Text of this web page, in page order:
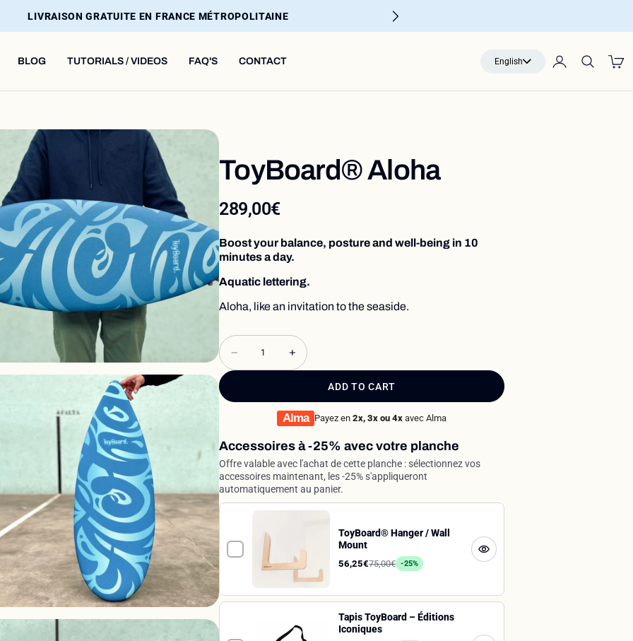
LIVRAISON GRATUITE EN FRANCE MÉTROPOLITAINE
BLOG TUTORIALS / VIDEOS FAQ'S CONTACT
missing:
English
ToyBoard® Aloha
289,00€
Boost your balance, posture and well-being in 10
minutes a day.
Aquatic lettering.
Aloha, like an invitation to the seaside.
ADD TO CART
Alma Payez en2x, 3x ou 4x avec Alma
Accessoires à -25% avec votre planche
Offre valable avec l'achat de cette planche : sélectionnez vos
accessoires maintenant, les -25% s'appliqueront
automatiquement au panier.
ToyBoard® Hanger / Wall
Mount
56,25€75,00€ -25%
Tapis ToyBoard – Éditions
Iconiques